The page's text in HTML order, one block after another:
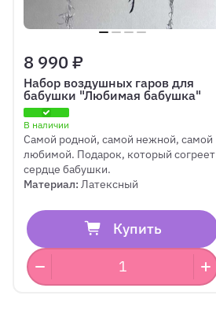
8 990 ₽
Набор воздушных гаров для
бабушки "Любимая бабушка"
В наличии
Самой родной, самой нежной, самой
любимой. Подарок, который согреет
сердце бабушки.
Материал: Латексный
Купить